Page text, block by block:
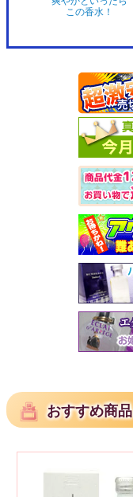
この香水！
おすすめ商品